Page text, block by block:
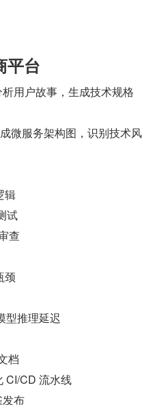
平台
用户故事，生成技术规格
微服务架构图，识别技术风
辑
试
查
颈
型推理延迟
档
CI/CD 流水线
布